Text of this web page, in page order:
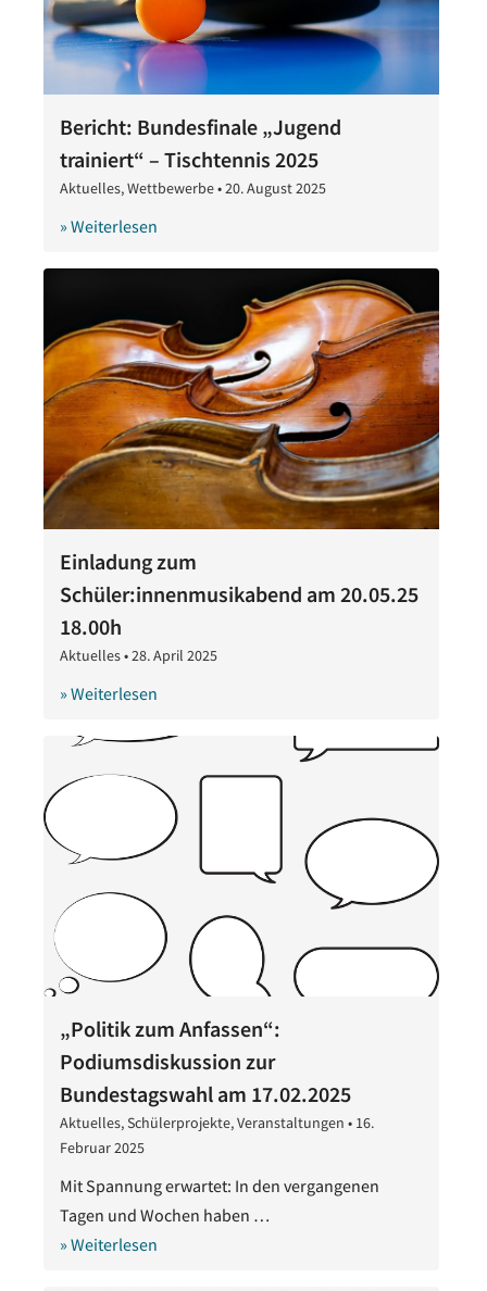
Bericht: Bundesfinale „Jugend
trainiert“ – Tischtennis 2025
Aktuelles,Wettbewerbe•20. August 2025
» Weiterlesen
Einladung zum
Schüler:innenmusikabend am 20.05.25
18.00h
Aktuelles•28. April 2025
» Weiterlesen
„Politik zum Anfassen“:
Podiumsdiskussion zur
Bundestagswahl am 17.02.2025
Aktuelles,Schülerprojekte,Veranstaltungen • 16.
Februar 2025
2025
Mit Spannung erwartet: In den vergangenen
Tagen und Wochen haben …
» Weiterlesen